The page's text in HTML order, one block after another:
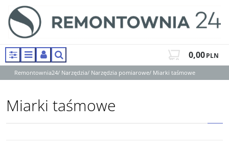
PanelMenuPanelSzukaj 0,00PLN
Remontownia24/ Narzędzia/ Narzędzia pomiarowe/ Miarki taśmowe
Miarki taśmowe